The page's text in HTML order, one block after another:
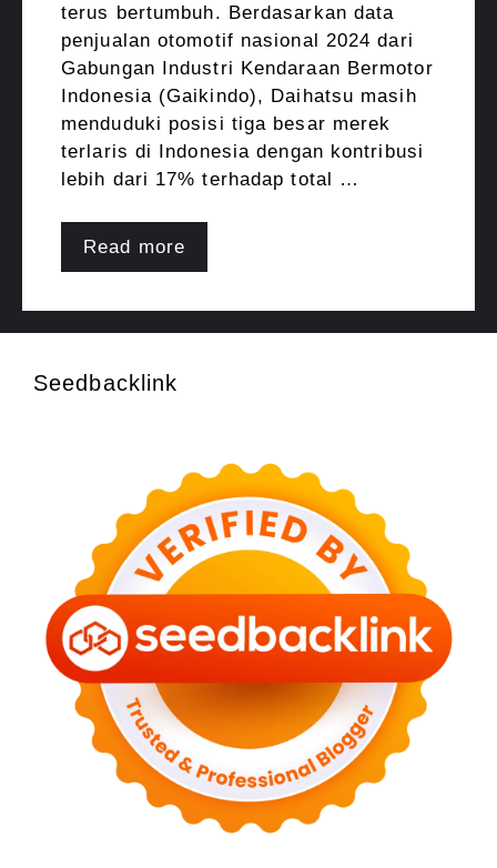
terus bertumbuh. Berdasarkan data
penjualan otomotif nasional 2024 dari
Gabungan Industri Kendaraan Bermotor
Indonesia (Gaikindo), Daihatsu masih
menduduki posisi tiga besar merek
terlaris di Indonesia dengan kontribusi
lebih dari 17% terhadap total …
Read more
Seedbacklink